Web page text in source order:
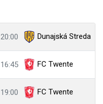
20:00 Dunajská Streda
16:45 FC Twente
19:00 FC Twente